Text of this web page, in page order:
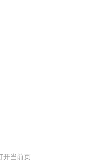
开当前页